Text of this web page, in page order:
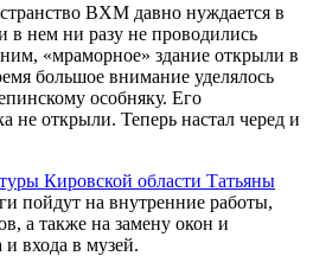
ВХМ давно нуждается в
в нем ни разу не проводились
«мраморное» здание открыли в
большое внимание уделялось
особняку. Его
не открыли. Теперь настал черед и
Кировской области Татьяны
пойдут на внутренние работы,
а также на замену окон и
входа в музей.